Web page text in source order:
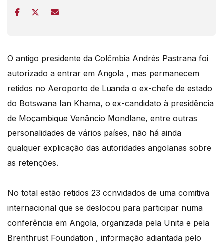
O antigo presidente da Colômbia Andrés Pastrana foi
autorizado a entrar em Angola , mas permanecem
retidos no Aeroporto de Luanda o ex-chefe de estado
do Botswana Ian Khama, o ex-candidato à presidência
de Moçambique Venâncio Mondlane, entre outras
personalidades de vários países, não há ainda
qualquer explicação das autoridades angolanas sobre
as retenções.
No total estão retidos 23 convidados de uma comitiva
internacional que se deslocou para participar numa
conferência em Angola, organizada pela Unita e pela
Brenthrust Foundation , informação adiantada pelo